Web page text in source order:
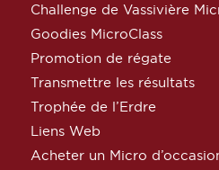
Challenge de Vassivière
Goodies MicroClass
Promotion de régate
Transmettre les résultats
Trophée de l’Erdre
Liens Web
Acheter un Micro